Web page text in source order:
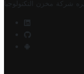
شركة مخزن التكنولوجيا